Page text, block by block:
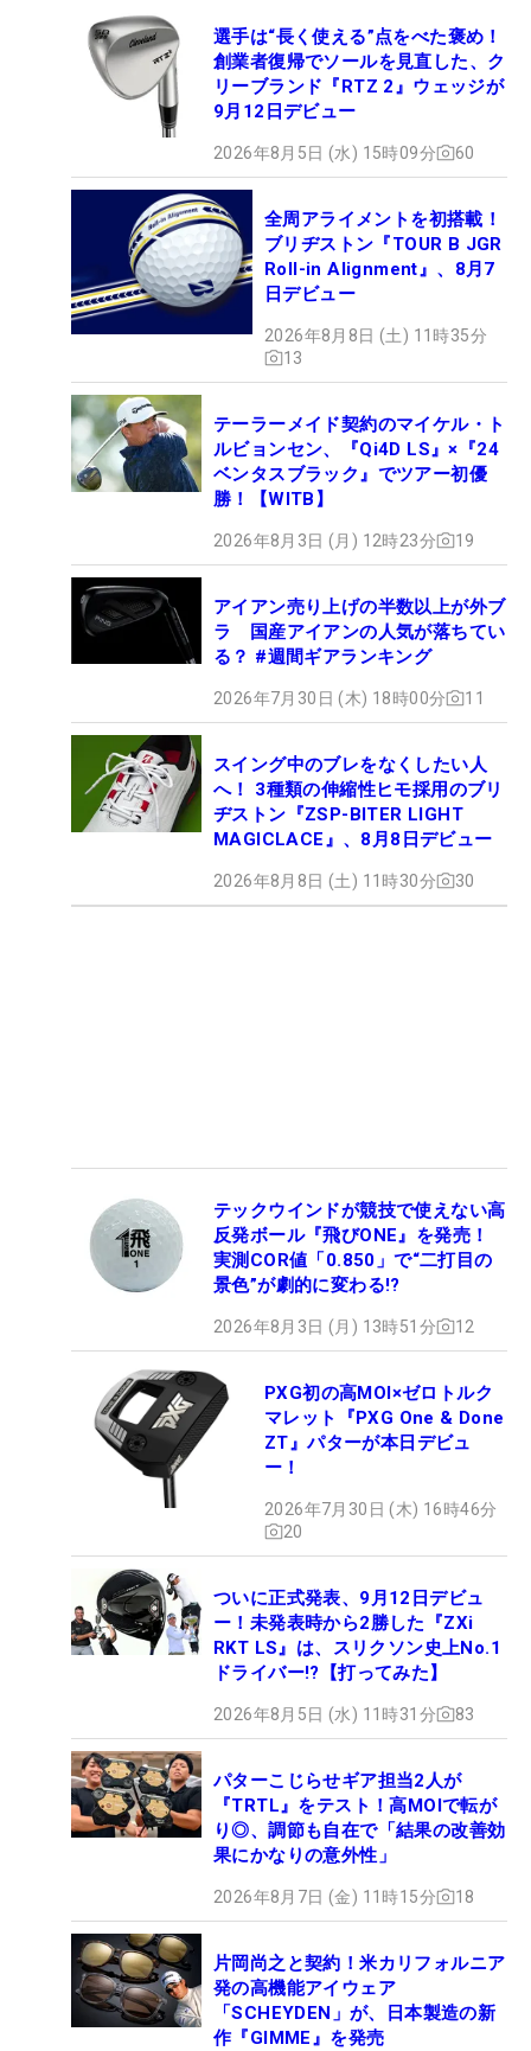
選手は“長く使える”点をべた褒め！
創業者復帰でソールを見直した、ク
リーブランド『RTZ 2』ウェッジが
9月12日デビュー
2026年8月5日 (水) 15時09分 60
全周アライメントを初搭載！
ブリヂストン『TOUR B JGR
Roll-in Alignment』、8月7
日デビュー
2026年8月8日 (土) 11時35分
13
テーラーメイド契約のマイケル・ト
ルビョンセン、『Qi4D LS』×『24
ベンタスブラック』でツアー初優
勝！【WITB】
2026年8月3日 (月) 12時23分 19
アイアン売り上げの半数以上が外ブ
ラ 国産アイアンの人気が落ちてい
る？ #週間ギアランキング
2026年7月30日 (木) 18時00分 11
スイング中のブレをなくしたい人
へ！ 3種類の伸縮性ヒモ採用のブリ
ヂストン『ZSP-BITER LIGHT
MAGICLACE』、8月8日デビュー
2026年8月8日 (土) 11時30分 30
テックウインドが競技で使えない高
反発ボール『飛びONE』を発売！
実測COR値「0.850」で“二打目の
景色”が劇的に変わる!?
2026年8月3日 (月) 13時51分 12
PXG初の高MOI×ゼロトルク
マレット『PXG One & Done
ZT』パターが本日デビュ
ー！
2026年7月30日 (木) 16時46分
20
ついに正式発表、9月12日デビュ
ー！未発表時から2勝した『ZXi
RKT LS』は、スリクソン史上No.1
ドライバー!?【打ってみた】
2026年8月5日 (水) 11時31分 83
パターこじらせギア担当2人が
『TRTL』をテスト！高MOIで転が
り◎、調節も自在で「結果の改善効
果にかなりの意外性」
2026年8月7日 (金) 11時15分 18
片岡尚之と契約！米カリフォルニア
発の高機能アイウェア
「SCHEYDEN」が、日本製造の新
作『GIMME』を発売